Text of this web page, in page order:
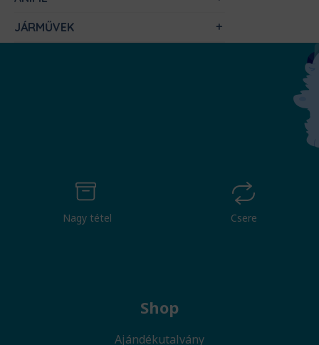
JÁRMŰVEK
Nagy tétel Csere
Shop
Ajándékutalvány